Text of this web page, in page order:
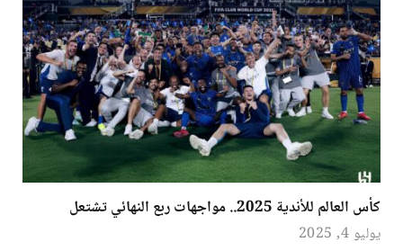
كأس العالم للأندية 2025.. مواجهات ربع النهائي تشتعل
يوليو 4, 2025